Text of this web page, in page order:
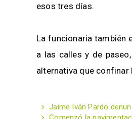
esos tres días.
La funcionaria también
a las calles y de
alternativa que confinar
Jaime Iván Pardo